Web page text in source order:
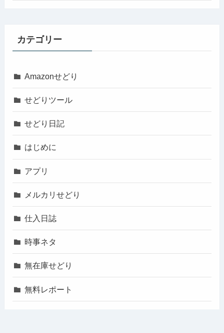
カテゴリー
Amazonせどり
せどりツール
せどり日記
はじめに
アプリ
メルカリせどり
仕入日誌
時事ネタ
無在庫せどり
無料レポート